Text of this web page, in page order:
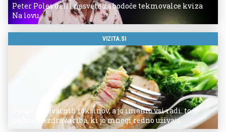
Peter Poles delil nasvete za bodoče tekmovalce kviza
Na lovu
VIZITA.SI
Polna je nevarnih toksinov, a jo imamo vsi radi: to je
najbolj nezdrava riba, ki jo mnogi redno uživajo